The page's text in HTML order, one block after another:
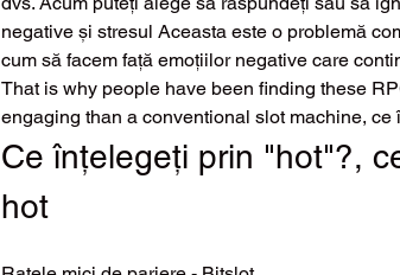
negative și stresul Aceasta este o problemă
cum să facem față emoțiilor negative care
That is why people have been finding these
engaging than a conventional slot machine, ce
Ce înțelegeți prin "hot"?,
hot